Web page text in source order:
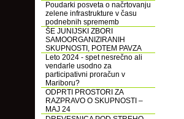
Poudarki posveta o načrtovanju
zelene infrastrukture v času
podnebnih sprememb
ŠE JUNIJSKI ZBORI
SAMOORGANIZIRANIH
SKUPNOSTI, POTEM PAVZA
Leto 2024 - spet nesrečno ali
vendarle usodno za
participativni proračun v
Mariboru?
ODPRTI PROSTORI ZA
RAZPRAVO O SKUPNOSTI –
MAJ 24